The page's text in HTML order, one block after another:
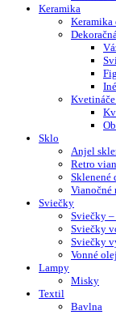
Keramika
Keramika
Iné
Sklo
Anjel
Retro
Sklenené
Vianočné
Sviečky
Sviečky
Sviečky
Sviečky
Vonné
Lampy
Misky
Textil
Bavlna